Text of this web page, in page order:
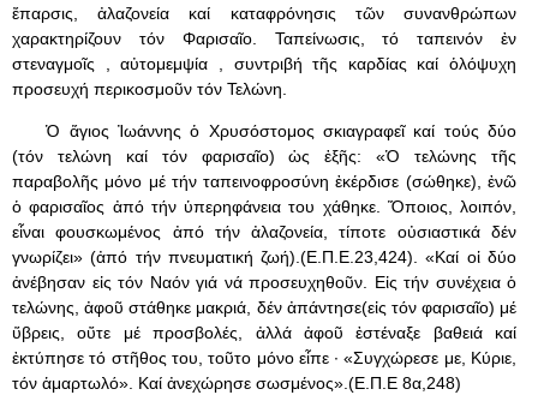
ἔπαρσις, ἀλαζονεία καί καταφρόνησις τῶν συνανθρώπων
χαρακτηρίζουν τόν Φαρισαῖο. Ταπείνωσις, τό ταπεινόν ἐν
στεναγμοῖς , αὐτομεμψία , συντριβή τῆς καρδίας καί ὁλόψυχη
προσευχή περικοσμοῦν τόν Τελώνη.
Ὁ ἅγιος Ἰωάννης ὁ Χρυσόστομος σκιαγραφεῖ καί τούς δύο
(τόν τελώνη καί τόν φαρισαῖο) ὡς ἑξῆς: «Ὁ τελώνης τῆς
παραβολῆς μόνο μέ τήν ταπεινοφροσύνη ἐκέρδισε (σώθηκε), ἐνῶ
ὁ φαρισαῖος ἀπό τήν ὑπερηφάνεια του χάθηκε. Ὅποιος, λοιπόν,
εἶναι φουσκωμένος ἀπό τήν ἀλαζονεία, τίποτε οὐσιαστικά δέν
γνωρίζει» (ἀπό τήν πνευματική ζωή).(Ε.Π.Ε.23,424). «Καί οἱ δύο
ἀνέβησαν εἰς τόν Ναόν γιά νά προσευχηθοῦν. Εἰς τήν συνέχεια ὁ
τελώνης, ἀφοῦ στάθηκε μακριά, δέν ἀπάντησε(εἰς τόν φαρισαῖο) μέ
ὕβρεις, οὔτε μέ προσβολές, ἀλλά ἀφοῦ ἐστέναξε βαθειά καί
ἐκτύπησε τό στῆθος του, τοῦτο μόνο εἶπε · «Συγχώρεσε με, Κύριε,
τόν ἁμαρτωλό». Καί ἀνεχώρησε σωσμένος».(Ε.Π.Ε 8α,248)